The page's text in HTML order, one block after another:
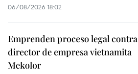
06/08/2026 18:02
Emprenden proceso legal contra
director de empresa vietnamita
Mekolor